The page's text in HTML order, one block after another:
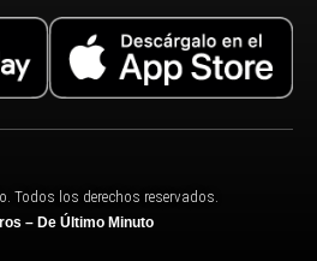
Todos los derechos reservados.
– De Último Minuto